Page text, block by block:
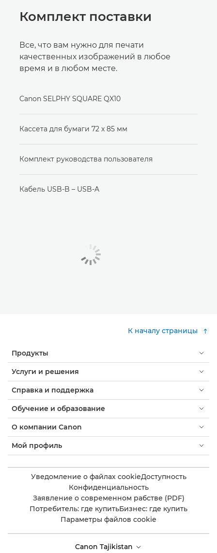
Комплект поставки
Все, что вам нужно для печати
качественных изображений в любое
время и в любом месте.
Canon SELPHY SQUARE QX10
Кассета для бумаги 72 x 85 мм
Комплект руководства пользователя
Кабель USB-B – USB-A
К началу страницы
Продукты
Услуги и решения
Справка и поддержка
Обучение и образование
О компании Canon
Мой профиль
Уведомление о файлах cookieДоступность
Конфиденциальность
Заявление о современном рабстве (PDF)
Потребитель: где купитьБизнес: где купить
Параметры файлов cookie
Canon Tajikistan